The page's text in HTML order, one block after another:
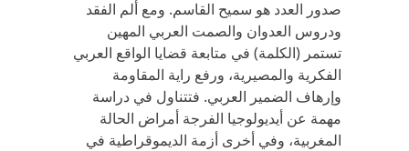
صدور العدد هو سميح القاسم. ومع ألم الفقد
ودروس العدوان والصمت العربي المهين
تستمر (الكلمة) في متابعة قضايا الواقع العربي
الفكرية والمصيرية، ورفع راية المقاومة
وإرهاف الضمير العربي. فتتناول في دراسة
مهمة عن أيديولوجيا الفرجة أمراض الحالة
المغربية، وفي أخرى أزمة الديموقراطية في